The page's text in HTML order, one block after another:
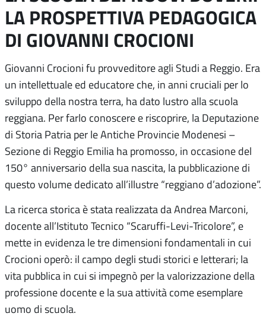
LA PROSPETTIVA PEDAGOGICA
DI GIOVANNI CROCIONI
Giovanni Crocioni fu provveditore agli Studi a Reggio. Era
un intellettuale ed educatore che, in anni cruciali per lo
sviluppo della nostra terra, ha dato lustro alla scuola
reggiana. Per farlo conoscere e riscoprire, la Deputazione
di Storia Patria per le Antiche Provincie Modenesi –
Sezione di Reggio Emilia ha promosso, in occasione del
150° anniversario della sua nascita, la pubblicazione di
questo volume dedicato all’illustre “reggiano d’adozione”.
La ricerca storica è stata realizzata da Andrea Marconi,
docente all’Istituto Tecnico “Scaruffi-Levi-Tricolore”, e
mette in evidenza le tre dimensioni fondamentali in cui
Crocioni operò: il campo degli studi storici e letterari; la
vita pubblica in cui si impegnò per la valorizzazione della
professione docente e la sua attività come esemplare
uomo di scuola.